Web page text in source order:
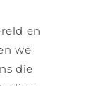
en
we
die